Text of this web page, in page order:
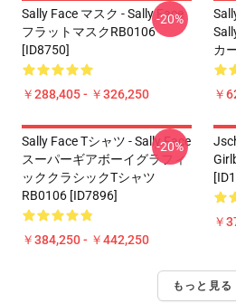
Sally Face マスク - Sally Face
フラットマスクRB0106
[ID8750]
￥288,405 - ￥326,250
-20%
カ
￥
Sally Face Tシャツ - Sally Face
スーパーギアボーイグラフィ
ッククラシックTシャツ
RB0106 [ID7896]
￥384,250 - ￥442,250
-20%
￥
もっと見る